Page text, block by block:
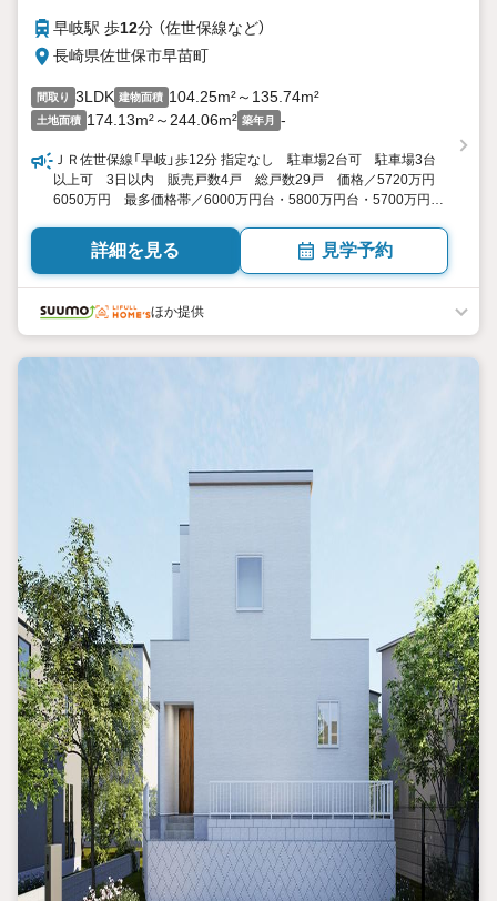
早岐駅 歩12分 （佐世保線など）
長崎県佐世保市早苗町
間取り 3LDK 建物面積 104.25m²～135.74m²
土地面積 174.13m²～244.06m² 築年月 -
ＪＲ佐世保線「早岐」歩12分 指定なし 駐車場2台可 駐車場3台
以上可 3日以内 販売戸数4戸 総戸数29戸 価格／5720万円
6050万円 最多価格帯／6000万円台・5800万円台・5700万円
3LDK 104.25平米135.74平米 向き／▼未選択 by SUUMO
詳細を見る 見学予約
ほか提供